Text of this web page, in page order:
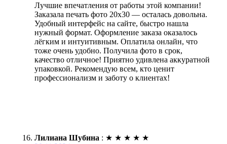
Лучшие впечатления от работы этой компании!
Заказала печать фото 20х30 — осталась довольна.
Удобный интерфейс на сайте, быстро нашла
нужный формат. Оформление заказа оказалось
лёгким и интуитивным. Оплатила онлайн, что
тоже очень удобно. Получила фото в срок,
качество отличное! Приятно удивлена аккуратной
упаковкой. Рекомендую всем, кто ценит
профессионализм и заботу о клиентах!
Лилиана Шубина : ★ ★ ★ ★ ★